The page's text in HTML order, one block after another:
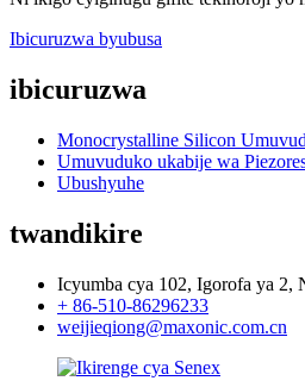
Ibicuruzwa byubusa
ibicuruzwa
Monocrystalline Silicon
Umuvuduko ukabije wa
Ubushyuhe
twandikire
Icyumba cya 102, Igorofa ya 2,
+ 86-510-86296233
weijieqiong@maxonic.com.cn